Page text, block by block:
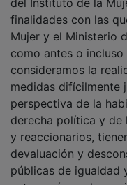
finalidades con las
Mujer y el Ministerio
como antes o incluso
consideramos la
medidas difícilmente
perspectiva de la
derecha política y de
y reaccionarios,
devaluación y
públicas de igualdad
autonomía y